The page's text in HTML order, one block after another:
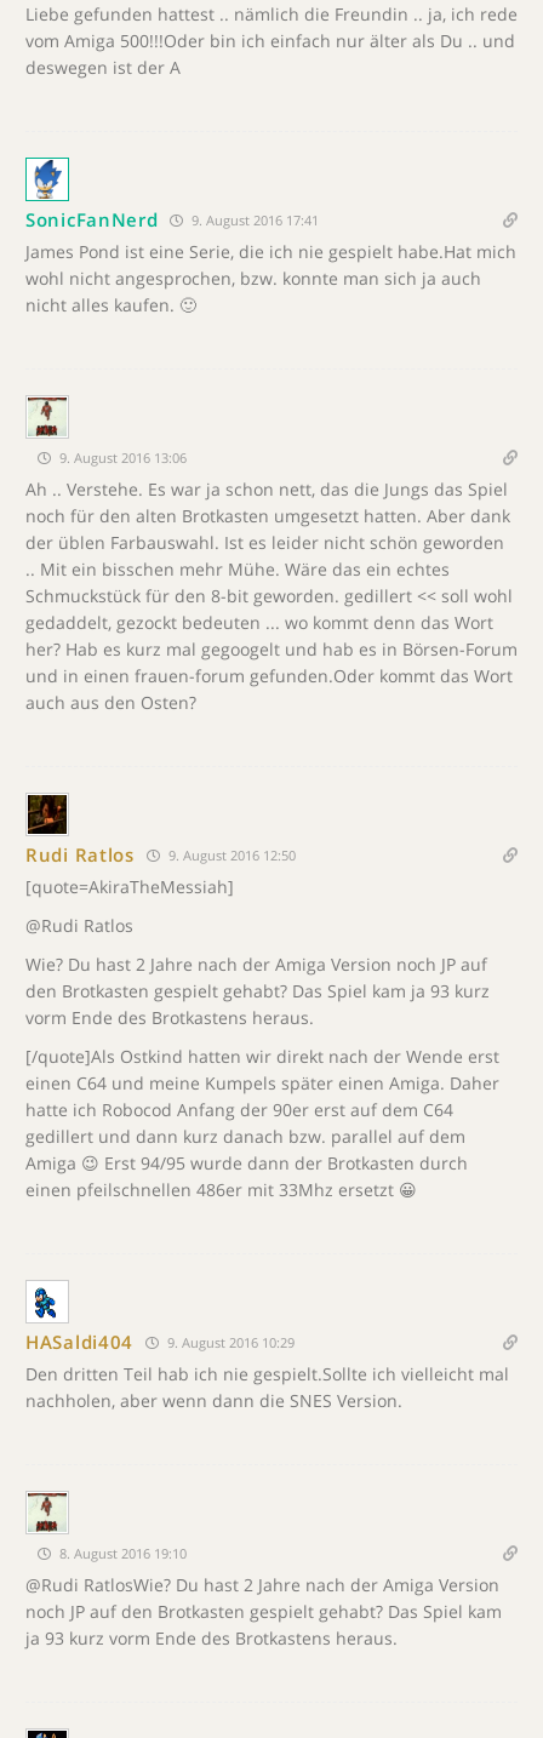
Liebe gefunden hattest .. nämlich die Freundin .. ja, ich rede
vom Amiga 500!!!Oder bin ich einfach nur älter als Du .. und
deswegen ist der A
SonicFanNerd 9. August 2016 17:41
James Pond ist eine Serie, die ich nie gespielt habe.Hat mich
wohl nicht angesprochen, bzw. konnte man sich ja auch
nicht alles kaufen. 🙂
9. August 2016 13:06
Ah .. Verstehe. Es war ja schon nett, das die Jungs das Spiel
noch für den alten Brotkasten umgesetzt hatten. Aber dank
der üblen Farbauswahl. Ist es leider nicht schön geworden
.. Mit ein bisschen mehr Mühe. Wäre das ein echtes
Schmuckstück für den 8-bit geworden. gedillert << soll wohl
gedaddelt, gezockt bedeuten ... wo kommt denn das Wort
her? Hab es kurz mal gegoogelt und hab es in Börsen-Forum
und in einen frauen-forum gefunden.Oder kommt das Wort
auch aus den Osten?
Rudi Ratlos 9. August 2016 12:50
[quote=AkiraTheMessiah]
@Rudi Ratlos
Wie? Du hast 2 Jahre nach der Amiga Version noch JP auf
den Brotkasten gespielt gehabt? Das Spiel kam ja 93 kurz
vorm Ende des Brotkastens heraus.
[/quote]Als Ostkind hatten wir direkt nach der Wende erst
einen C64 und meine Kumpels später einen Amiga. Daher
hatte ich Robocod Anfang der 90er erst auf dem C64
gedillert und dann kurz danach bzw. parallel auf dem
Amiga 😉 Erst 94/95 wurde dann der Brotkasten durch
einen pfeilschnellen 486er mit 33Mhz ersetzt 😀
HASaldi404 9. August 2016 10:29
Den dritten Teil hab ich nie gespielt.Sollte ich vielleicht mal
nachholen, aber wenn dann die SNES Version.
8. August 2016 19:10
@Rudi RatlosWie? Du hast 2 Jahre nach der Amiga Version
noch JP auf den Brotkasten gespielt gehabt? Das Spiel kam
ja 93 kurz vorm Ende des Brotkastens heraus.